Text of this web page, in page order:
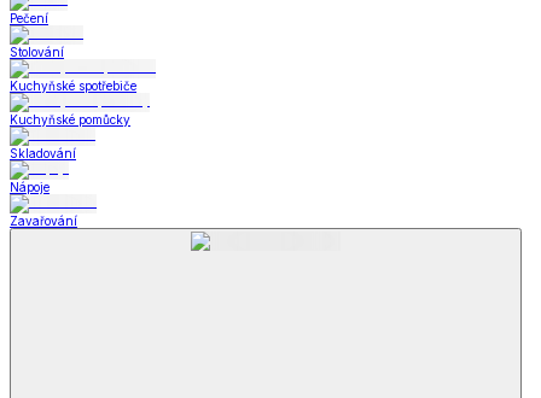
Pečení
Stolování
Kuchyňské spotřebiče
Kuchyňské pomůcky
Skladování
Nápoje
Zavařování